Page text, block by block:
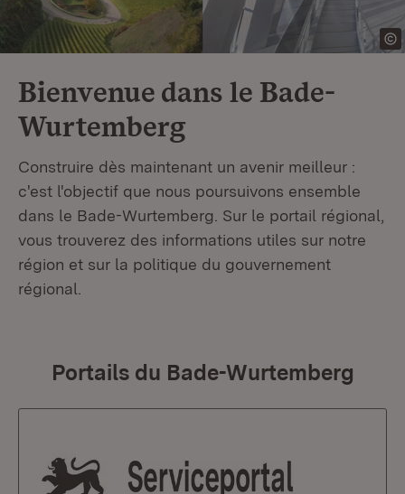
Bienvenue dans le Bade-
Wurtemberg
Construire dès maintenant un avenir meilleur :
c'est l'objectif que nous poursuivons ensemble
dans le Bade-Wurtemberg. Sur le portail régional,
vous trouverez des informations utiles sur notre
région et sur la politique du gouvernement
régional.
Portails du Bade-Wurtemberg